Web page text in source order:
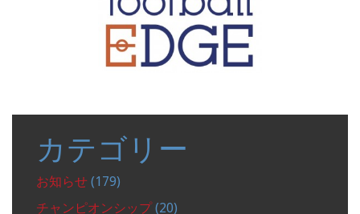
カテゴリー
お知らせ (179)
チャンピオンシップ(20)